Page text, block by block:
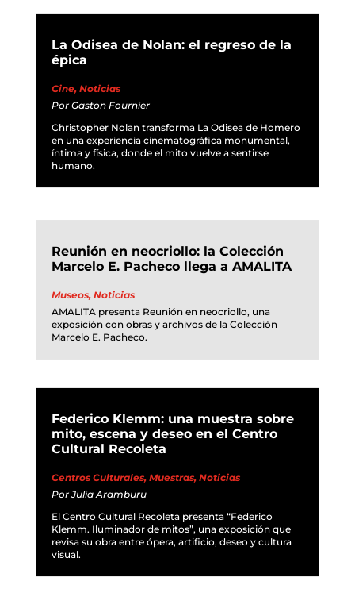
La Odisea de Nolan: el regreso de la
épica
Cine, Noticias
Por Gaston Fournier
Christopher Nolan transforma La Odisea de Homero
en una experiencia cinematográfica monumental,
íntima y física, donde el mito vuelve a sentirse
humano.
Reunión en neocriollo: la Colección
Marcelo E. Pacheco llega a AMALITA
Museos, Noticias
AMALITA presenta Reunión en neocriollo, una
exposición con obras y archivos de la Colección
Marcelo E. Pacheco.
Federico Klemm: una muestra sobre
mito, escena y deseo en el Centro
Cultural Recoleta
Centros Culturales, Muestras, Noticias
PorJulia Aramburu
El Centro Cultural Recoleta presenta “Federico
Klemm. Iluminador de mitos”, una exposición que
revisa su obra entre ópera, artificio, deseo y cultura
visual.